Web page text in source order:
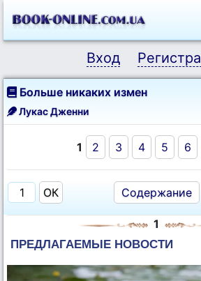
Вход
Больше никаких измен
Лукас Дженни
1 2 3 4 5 6
Содержание
1